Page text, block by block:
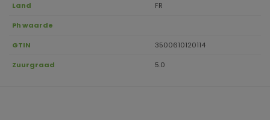
Land FR
Ph waarde
GTIN 3500610120114
Zuurgraad 5.0